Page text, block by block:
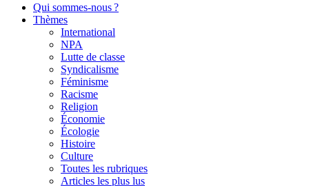
Qui sommes-nous ?
Thèmes
International
NPA
Lutte de classe
Syndicalisme
Féminisme
Racisme
Religion
Économie
Écologie
Histoire
Culture
Toutes les rubriques
Articles les plus lus